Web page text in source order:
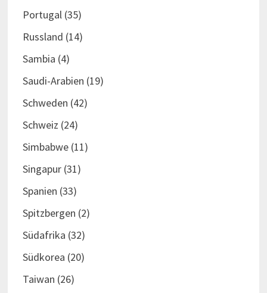
Portugal (35)
Russland (14)
Sambia (4)
Saudi-Arabien (19)
Schweden (42)
Schweiz (24)
Simbabwe(11)
Singapur(31)
Spanien (33)
Spitzbergen (2)
Südafrika (32)
Südkorea (20)
Taiwan (26)